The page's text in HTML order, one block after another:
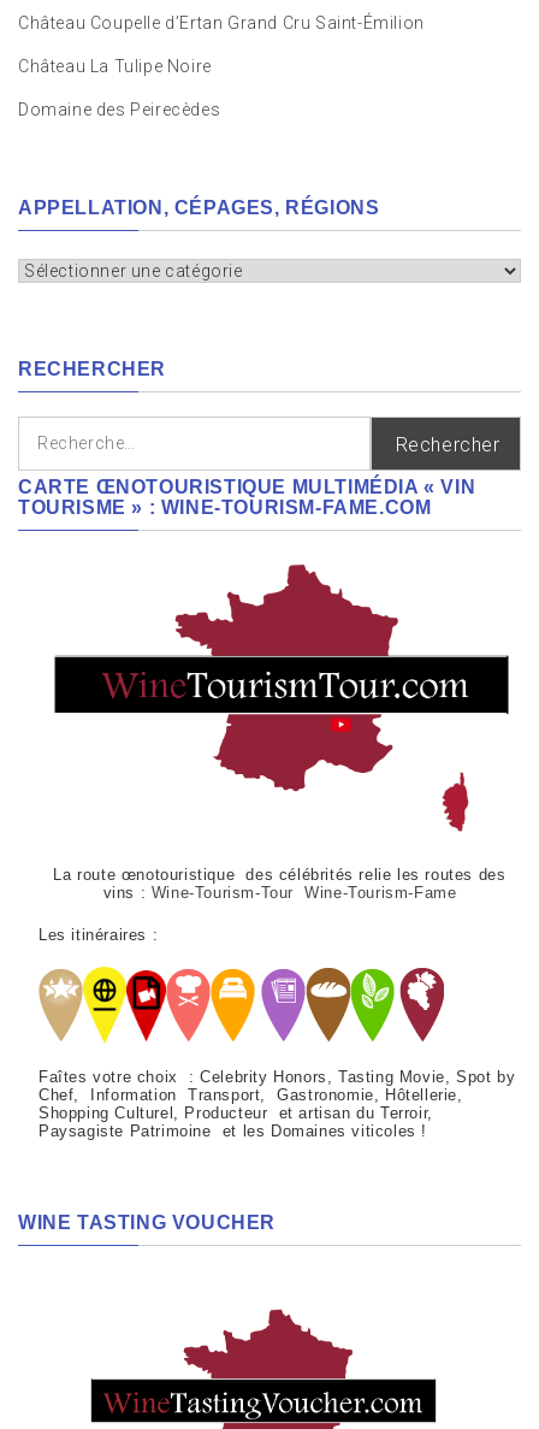
Château Coupelle d’Ertan Grand Cru Saint-Émilion
Château La Tulipe Noire
Domaine des Peirecèdes
APPELLATION, CÉPAGES, RÉGIONS
Appellation,
RECHERCHER
Rechercher :
CARTE ŒNOTOURISTIQUE MULTIMÉDIA « VIN
TOURISME » : WINE-TOURISM-FAME.COM
La route œnotouristique des célébrités relie les routes des
vins : Wine-Tourism-Tour Wine-Tourism-Fame
Les itinéraires :
Faîtes votre choix : Celebrity Honors, Tasting Movie, Spot by
Chef, Information Transport, Gastronomie, Hôtellerie,
Shopping Culturel, Producteur et artisan du Terroir,
Paysagiste Patrimoine et les Domaines viticoles !
WINE TASTING VOUCHER